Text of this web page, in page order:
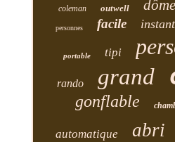
coleman outwell dôme
personnes facile
portable tipi
rando grand
gonflable
automatique abri